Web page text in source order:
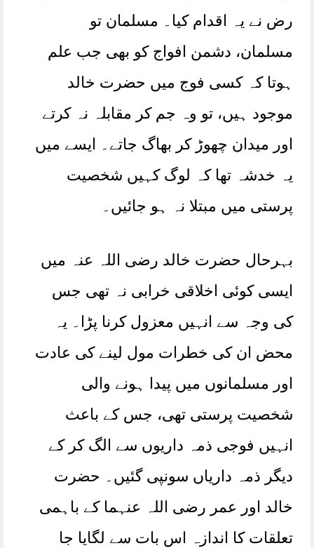
رض نے یہ اقدام کیا۔ مسلمان تو
مسلمان، دشمن افواج کو بھی جب علم
ہوتا کہ کسی فوج میں حضرت خالد
موجود ہیں، تو وہ جم کر مقابلہ نہ کرتے
اور میدان چھوڑ کر بھاگ جاتے۔ ایسے میں
یہ خدشہ تھا کہ لوگ کہیں شخصیت
پرستی میں مبتلا نہ ہو جائیں۔
بہرحال حضرت خالد رضی اللہ عنہ میں
ایسی کوئی اخلاقی خرابی نہ تھی جس
کی وجہ سے انہیں معزول کرنا پڑا۔ یہ
محض ان کی خطرات مول لینے کی عادت
اور مسلمانوں میں پیدا ہونے والی
شخصیت پرستی تھی، جس کے باعث
انہیں فوجی ذمہ داریوں سے الگ کر کے
دیگر ذمہ داریاں سونپی گئیں۔ حضرت
خالد اور عمر رضی اللہ عنہما کے باہمی
تعلقات کا اندازہ اس بات سے لگایا جا